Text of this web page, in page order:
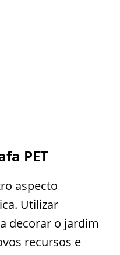
PET
aspecto
Utilizar
decorar o jardim
recursos e